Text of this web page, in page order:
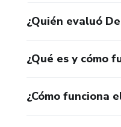
¿Quién evaluó
¿Qué es y cómo
¿Cómo funciona